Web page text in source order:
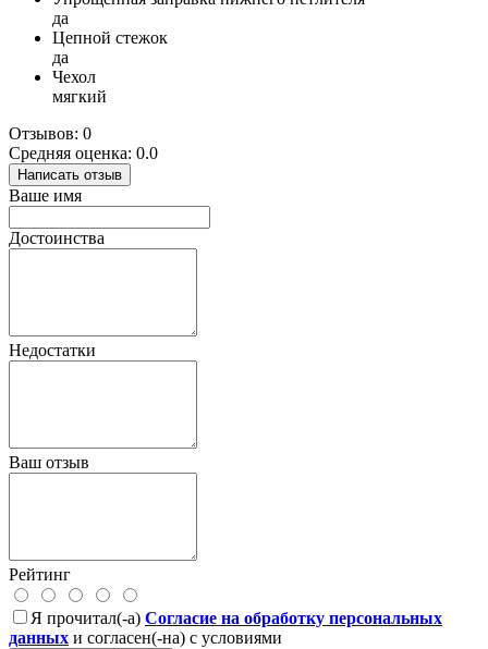
да
Цепной стежок
да
Чехол
мягкий
Отзывов: 0
Средняя оценка: 0.0
Написать отзыв
Ваше имя
Достоинства
Недостатки
Ваш отзыв
Рейтинг
Я прочитал(-а) Согласие на обработку персональных
данных и согласен(-на) с условиями